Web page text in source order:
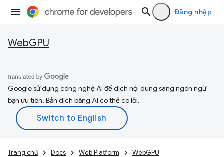
Đăng nhập
WebGPU
Google sử dụng công nghệ AI để dịch nội dung sang ngôn ngữ
bạn ưu tiên. Bản dịch bằng AI có thể có lỗi.
Trang chủ Docs Web Platform WebGPU